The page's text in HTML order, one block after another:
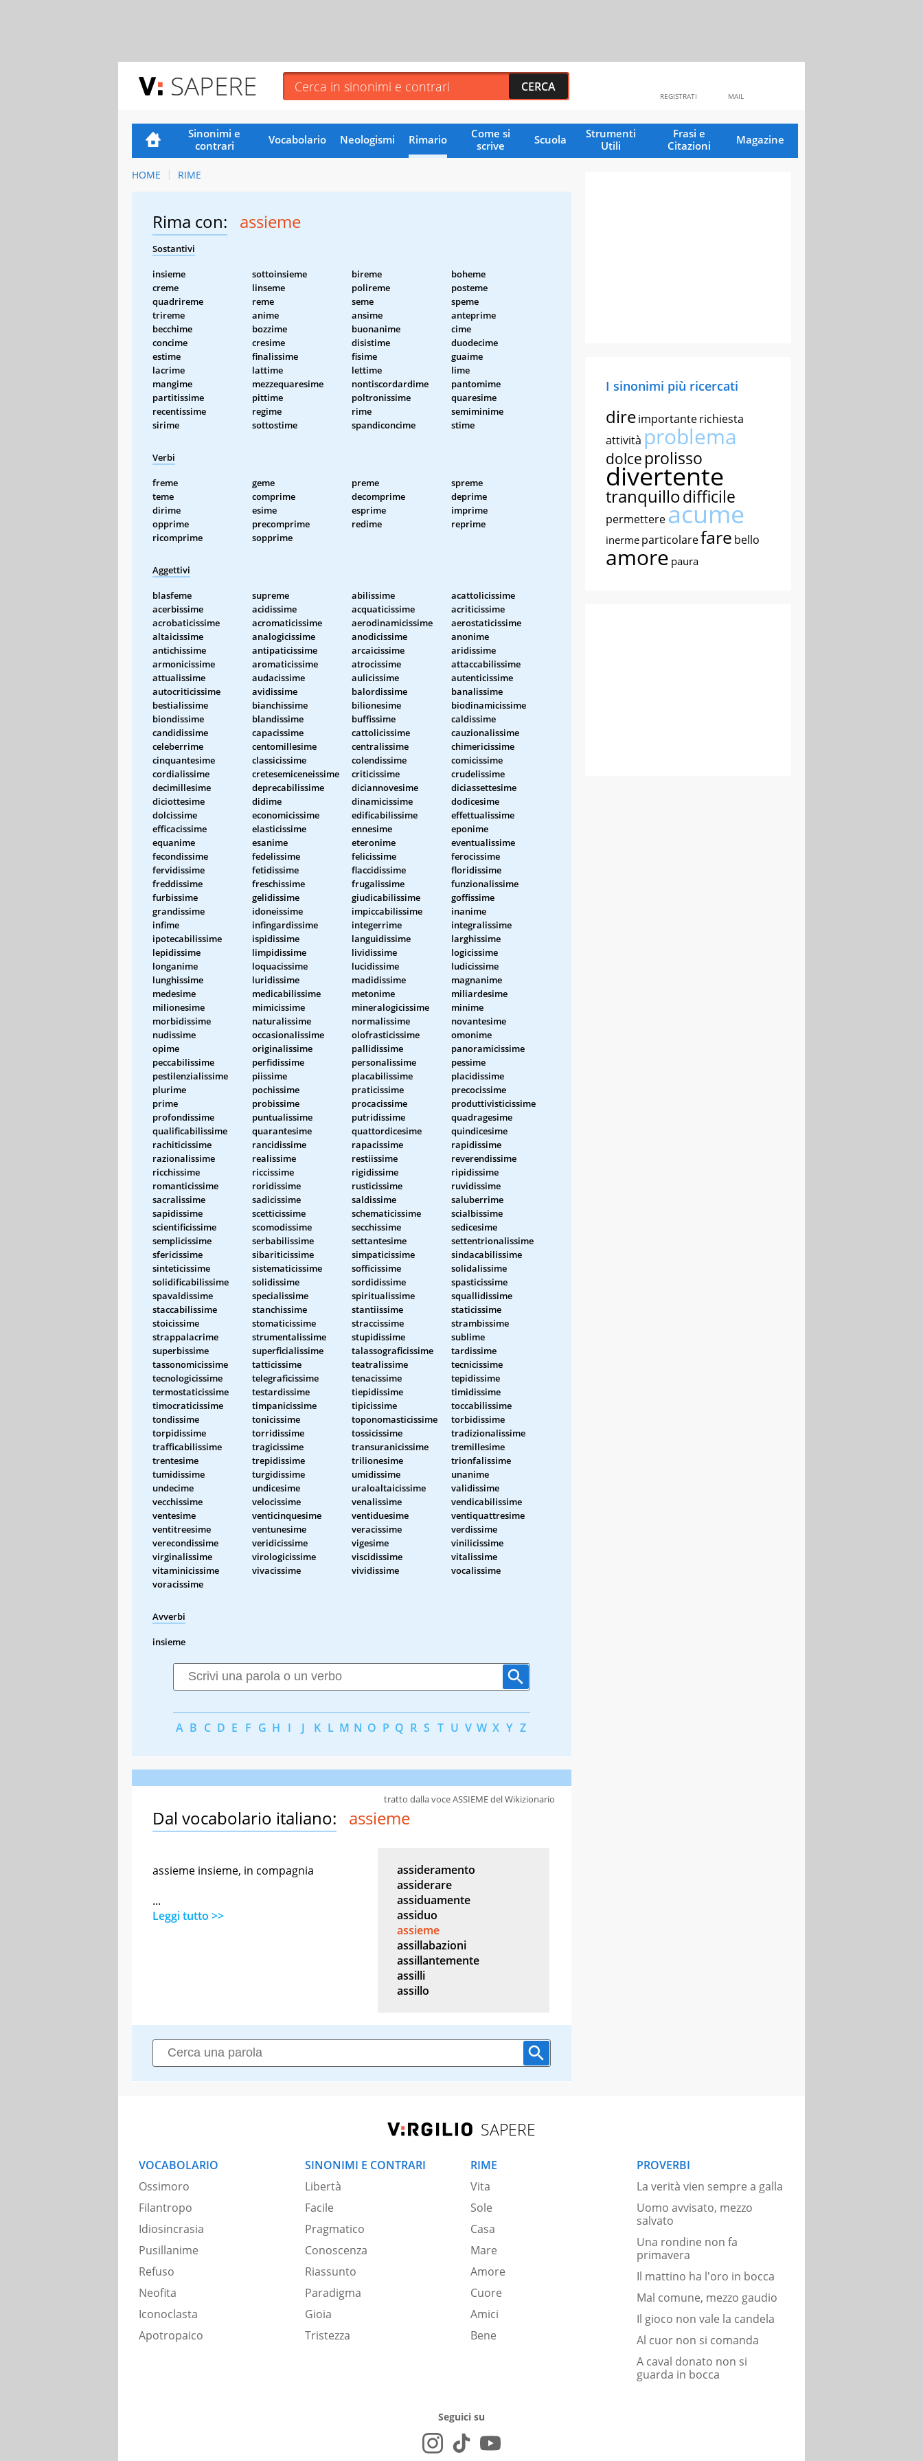
SAPERE MAIL
REGISTRATI
Sinonimi e
contrari
Vocabolario Neologismi Rimario
Come si
scrive
Scuola
Strumenti
Utili
Frasi e
Citazioni
Magazine
HOME RIME
Rima con: assieme
Sostantivi
insieme sottoinsieme bireme
boheme
creme
linseme polireme
posteme
quadrireme
reme seme
speme
trireme
anime ansime
anteprime
becchime
bozzime buonanime
cime
concime
cresime disistime
duodecime
estime
finalissime fisime
guaime
lacrime
lattime lettime
lime
mangime
mezzequaresime nontiscordardime
pantomime
partitissime
pittime poltronissime
quaresime
recentissime
regime rime
semiminime
sirime
sottostime spandiconcime stime
Verbi
freme geme preme
spreme
teme
comprime decomprime
deprime
dirime
esime esprime
imprime
opprime
precomprime redime
reprime
ricomprime
sopprime
Aggettivi
blasfeme supreme abilissime
acattolicissime
acerbissime
acidissime acquaticissime
acriticissime
acrobaticissime
acromaticissime aerodinamicissime
aerostaticissime
altaicissime
analogicissime anodicissime
anonime
antichissime
antipaticissime arcaicissime
aridissime
armonicissime
aromaticissime atrocissime
attaccabilissime
attualissime
audacissime aulicissime
autenticissime
autocriticissime
avidissime balordissime
banalissime
bestialissime
bianchissime bilionesime
biodinamicissime
biondissime
blandissime buffissime
caldissime
candidissime
capacissime cattolicissime
cauzionalissime
celeberrime
centomillesime centralissime
chimericissime
cinquantesime
classicissime colendissime
comicissime
cordialissime
cretesemiceneissime criticissime
crudelissime
decimillesime
deprecabilissime diciannovesime
diciassettesime
diciottesime
didime dinamicissime
dodicesime
dolcissime
economicissime edificabilissime
effettualissime
efficacissime
elasticissime ennesime
eponime
equanime
esanime eteronime
eventualissime
fecondissime
fedelissime felicissime
ferocissime
fervidissime
fetidissime flaccidissime
floridissime
freddissime
freschissime frugalissime
funzionalissime
furbissime
gelidissime giudicabilissime
goffissime
grandissime
idoneissime impiccabilissime
inanime
infime
infingardissime integerrime
integralissime
ipotecabilissime
ispidissime languidissime
larghissime
lepidissime
limpidissime lividissime
logicissime
longanime
loquacissime lucidissime
ludicissime
lunghissime
luridissime madidissime
magnanime
medesime
medicabilissime metonime
miliardesime
milionesime
mimicissime mineralogicissime
minime
morbidissime
naturalissime normalissime
novantesime
nudissime
occasionalissime olofrasticissime
omonime
opime
originalissime pallidissime
panoramicissime
peccabilissime
perfidissime personalissime
pessime
pestilenzialissime
piissime placabilissime
placidissime
plurime
pochissime praticissime
precocissime
prime
probissime procacissime
produttivisticissime
profondissime
puntualissime putridissime
quadragesime
qualificabilissime
quarantesime quattordicesime
quindicesime
rachiticissime
rancidissime rapacissime
rapidissime
razionalissime
realissime restiissime
reverendissime
ricchissime
riccissime rigidissime
ripidissime
romanticissime
roridissime rusticissime
ruvidissime
sacralissime
sadicissime saldissime
saluberrime
sapidissime
scetticissime schematicissime
scialbissime
scientificissime
scomodissime secchissime
sedicesime
semplicissime
serbabilissime settantesime
settentrionalissime
sfericissime
sibariticissime simpaticissime
sindacabilissime
sinteticissime
sistematicissime sofficissime
solidalissime
solidificabilissime
solidissime sordidissime
spasticissime
spavaldissime
specialissime spiritualissime
squallidissime
staccabilissime
stanchissime stantiissime
staticissime
stoicissime
stomaticissime straccissime
strambissime
strappalacrime
strumentalissime stupidissime
sublime
superbissime
superficialissime talassograficissime
tardissime
tassonomicissime
tatticissime teatralissime
tecnicissime
tecnologicissime
telegraficissime tenacissime
tepidissime
termostaticissime
testardissime tiepidissime
timidissime
timocraticissime
timpanicissime tipicissime
toccabilissime
tondissime
tonicissime toponomasticissime
torbidissime
torpidissime
torridissime tossicissime
tradizionalissime
trafficabilissime
tragicissime transuranicissime
tremillesime
trentesime
trepidissime trilionesime
trionfalissime
tumidissime
turgidissime umidissime
unanime
undecime
undicesime uraloaltaicissime
validissime
vecchissime
velocissime venalissime
vendicabilissime
ventesime
venticinquesime ventiduesime
ventiquattresime
ventitreesime
ventunesime veracissime
verdissime
verecondissime
veridicissime vigesime
vinilicissime
virginalissime
virologicissime viscidissime
vitalissime
vitaminicissime
vivacissime vividissime
vocalissime
voracissime
Avverbi
insieme
A B C D E F G H I J K L M N O P Q R S T U V W X Y Z
Dal vocabolario italiano: assieme
tratto dalla voce ASSIEME del Wikizionario
assieme insieme, in compagnia
...
Leggi tutto >>
assideramento
assiderare
assiduamente
assiduo
assieme
assillabazioni
assillantemente
assilli
assillo
I sinonimi più ricercati
direimportanterichiesta
attività problema
dolce prolisso
divertente
tranquillodifficile
permettereacume
inerme particolarefare bello
amore paura
SAPERE
VOCABOLARIO
Ossimoro
Filantropo
Idiosincrasia
Pusillanime
Refuso
Neofita
Iconoclasta
Apotropaico
SINONIMI E CONTRARI
Libertà
Facile
Pragmatico
Conoscenza
Riassunto
Paradigma
Gioia
Tristezza
RIME
Vita
Sole
Casa
Mare
Amore
Cuore
Amici
Bene
PROVERBI
La verità vien sempre a galla
Uomo avvisato, mezzo
salvato
Una rondine non fa
primavera
Il mattino ha l'oro in bocca
Mal comune, mezzo gaudio
Il gioco non vale la candela
Al cuor non si comanda
A caval donato non si
guarda in bocca
Seguici su